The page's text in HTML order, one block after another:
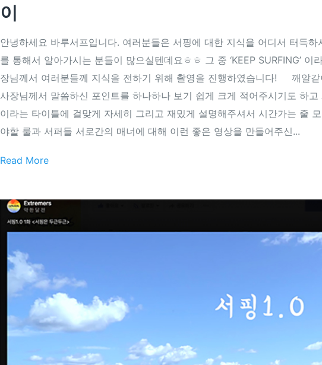
이
안녕하세요 바루서프입니다. 여러분들은 서핑에 대한 지식을 어디서 터득
를 통해서 알아가시는 분들이 많으실텐데요ㅎㅎ 그 중 ‘KEEP SURFING’
장님께서 여러분들께 지식을 전하기 위해 촬영을 진행하였습니다! 깨알
사장님께서 말씀하신 포인트를 하나하나 보기 쉽게 크게 적어주시기도 하
이라는 타이틀에 걸맞게 자세히 그리고 재밌게 설명해주셔서 시간가는 줄
야할 룰과 서퍼들 서로간의 매너에 대해 이런 좋은 영상을 만들어주신...
Read More